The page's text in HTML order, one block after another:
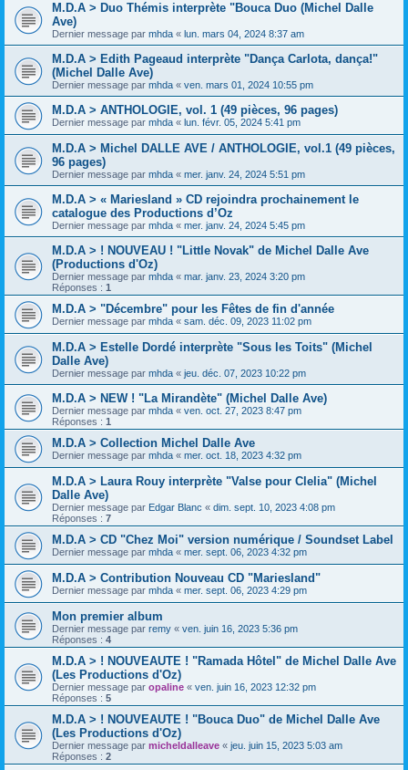
M.D.A > Duo Thémis interprète "Bouca Duo (Michel Dalle
Ave)
Dernier message par mhda « lun. mars 04, 2024 8:37 am
M.D.A > Edith Pageaud interprète "Dança Carlota, dança!"
(Michel Dalle Ave)
Dernier message par mhda « ven. mars 01, 2024 10:55 pm
M.D.A > ANTHOLOGIE, vol. 1 (49 pièces, 96 pages)
Dernier message par mhda « lun. févr. 05, 2024 5:41 pm
M.D.A > Michel DALLE AVE / ANTHOLOGIE, vol.1 (49 pièces,
96 pages)
Dernier message par mhda « mer. janv. 24, 2024 5:51 pm
M.D.A > « Mariesland » CD rejoindra prochainement le
catalogue des Productions d’Oz
Dernier message par mhda « mer. janv. 24, 2024 5:45 pm
M.D.A > ! NOUVEAU ! "Little Novak" de Michel Dalle Ave
(Productions d'Oz)
Dernier message par mhda « mar. janv. 23, 2024 3:20 pm
Réponses : 1
M.D.A > "Décembre" pour les Fêtes de fin d'année
Dernier message par mhda « sam. déc. 09, 2023 11:02 pm
M.D.A > Estelle Dordé interprète "Sous les Toits" (Michel
Dalle Ave)
Dernier message par mhda « jeu. déc. 07, 2023 10:22 pm
M.D.A > NEW ! "La Mirandète" (Michel Dalle Ave)
Dernier message par mhda « ven. oct. 27, 2023 8:47 pm
Réponses : 1
M.D.A > Collection Michel Dalle Ave
Dernier message par mhda « mer. oct. 18, 2023 4:32 pm
M.D.A > Laura Rouy interprète "Valse pour Clelia" (Michel
Dalle Ave)
Dernier message par Edgar Blanc « dim. sept. 10, 2023 4:08 pm
Réponses : 7
M.D.A > CD "Chez Moi" version numérique / Soundset Label
Dernier message par mhda « mer. sept. 06, 2023 4:32 pm
M.D.A > Contribution Nouveau CD "Mariesland"
Dernier message par mhda « mer. sept. 06, 2023 4:29 pm
Mon premier album
Dernier message par remy « ven. juin 16, 2023 5:36 pm
Réponses : 4
M.D.A > ! NOUVEAUTE ! "Ramada Hôtel" de Michel Dalle Ave
(Les Productions d'Oz)
Dernier message par opaline « ven. juin 16, 2023 12:32 pm
Réponses : 5
M.D.A > ! NOUVEAUTE ! "Bouca Duo" de Michel Dalle Ave
(Les Productions d'Oz)
Dernier message par micheldalleave « jeu. juin 15, 2023 5:03 am
Réponses : 2